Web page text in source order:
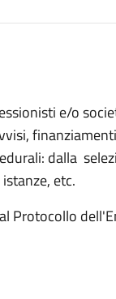
e/o
dalla
etc.
Protocollo